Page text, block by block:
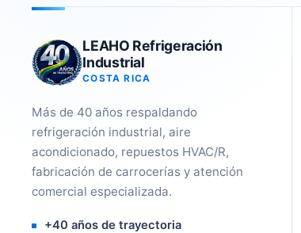
LEAHO Refrigeración
Industrial
COSTA RICA
Más de 40 años respaldando
refrigeración industrial, aire
acondicionado, repuestos HVAC/R,
fabricación de carrocerías y atención
comercial especializada.
+40 años de trayectoria